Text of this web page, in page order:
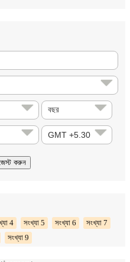
4 সংখ্যা 5 সংখ্যা 6
সংখ্যা 7
সংখ্যা 9